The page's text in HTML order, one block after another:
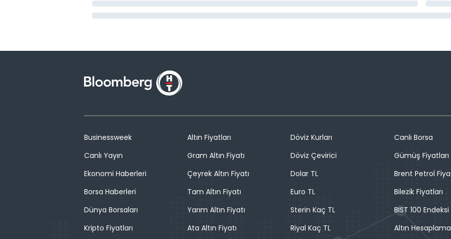
Businessweek
Canlı Yayın
Ekonomi Haberleri
Borsa Haberleri
Dünya Borsaları
Kripto Fiyatları
Altın Fiyatları
Gram Altın Fiyatı
Çeyrek Altın Fiyatı
Tam Altın Fiyatı
Yarım Altın Fiyatı
Ata Altın Fiyatı
Döviz Kurları
Döviz Çevirici
Dolar TL
Euro TL
Sterin Kaç TL
Riyal Kaç TL
Canlı Borsa
Gümüş Fiyatları
Brent Petrol
Bilezik Fiyatları
BIST 100 Endeksi
Altın Hesaplama